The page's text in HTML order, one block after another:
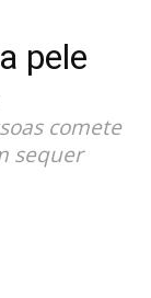
pele
comete
sequer